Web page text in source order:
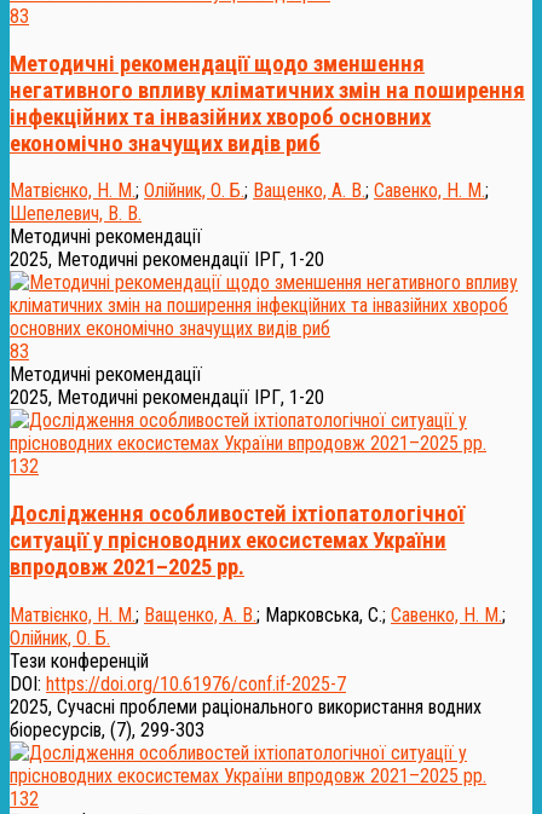
83
Методичні рекомендації щодо зменшення
негативного впливу кліматичних змін на поширення
інфекційних та інвазійних хвороб основних
економічно значущих видів риб
Матвієнко, Н. М.; Олійник, О. Б.; Ващенко, А. В.; Савенко, Н. М.;
Шепелевич, В. В.
Методичні рекомендації
2025, Методичні рекомендації ІРГ, 1-20
83
Методичні рекомендації
2025, Методичні рекомендації ІРГ, 1-20
132
Дослідження особливостей іхтіопатологічної
ситуації у прісноводних екосистемах України
впродовж 2021–2025 рр.
Матвієнко, Н. М.; Ващенко, А. В.; Марковська, С.; Савенко, Н. М.;
Олійник, О. Б.
Тези конференцій
DOI: https://doi.org/10.61976/conf.if-2025-7
2025, Сучасні проблеми раціонального використання водних
біоресурсів, (7), 299-303
132